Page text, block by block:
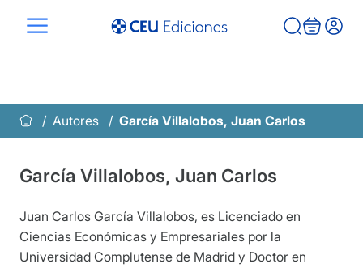
Autores García Villalobos, Juan Carlos
García Villalobos, Juan Carlos
Juan Carlos García Villalobos, es Licenciado en
Ciencias Económicas y Empresariales por la
Universidad Complutense de Madrid y Doctor en